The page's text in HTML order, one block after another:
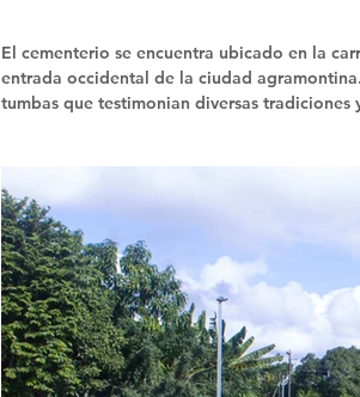
El cementerio se encuentra ubicado en la
entrada occidental de la ciudad
tumbas que testimonian diversas tradiciones